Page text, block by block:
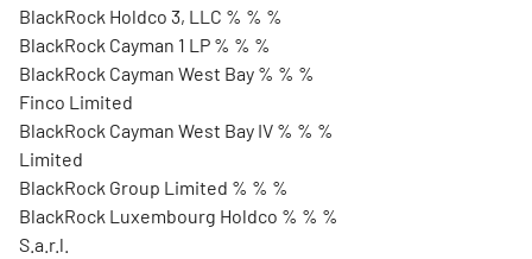
BlackRock Holdco 3, LLC % % %
BlackRock Cayman 1 LP % % %
BlackRock Cayman West Bay % % %
Finco Limited
BlackRock Cayman West Bay IV % % %
Limited
BlackRock Group Limited % % %
BlackRock Luxembourg Holdco % % %
S.a.r.l.